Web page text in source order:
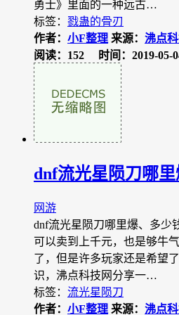
勇士》里面的一种远古…
标签： 戮蛊的骨刃
作者： 小F整理 来源： 沸点
阅读：152
时间：2019-05-
dnf流光星陨刀哪
网游
dnf流光星陨刀哪里爆、多少
可以卖到上千元，也是够牛
了，但是许多玩家还是希望
识，沸点科技网分享一…
标签： 流光星陨刀
作者： 小F整理 来源： 沸点